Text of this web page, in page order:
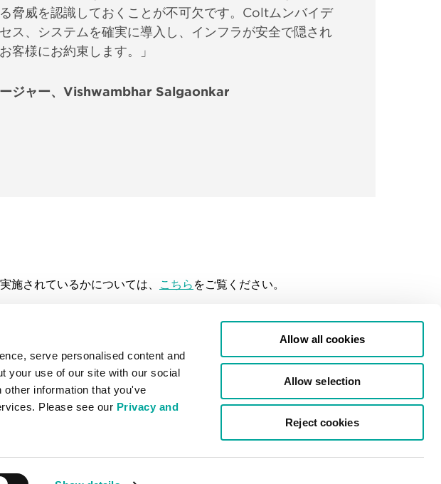
serve personalised content and
your use of our site with our social
information that you've
Please see our Privacy and
Allow all cookies
Allow selection
Reject cookies
脅威を認識しておくことが不可欠です。Coltムンバイデ
ス、システムを確実に導入し、インフラが安全で隠され
客様にお約束します。」
ージャー、Vishwambhar Salgaonkar
されているかについては、 こちら をご覧ください。
フルト ウェスト
浜
データセンター
ヨーロッパ
データセンター所在地の地図